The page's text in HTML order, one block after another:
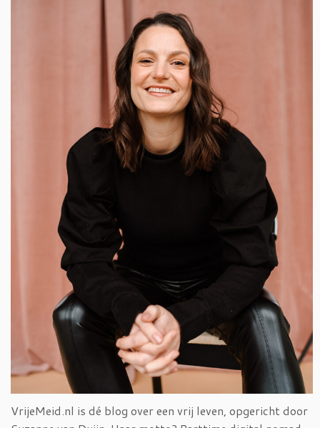
VrijeMeid.nl is dé blog over een vrij leven, opgericht door